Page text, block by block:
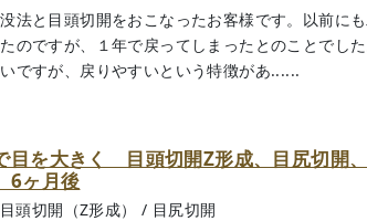
法と目頭切開をおこなったお客様です。以前に
のですが、１年で戻ってしまったとのことでし
ですが、戻りやすいという特徴があ......
目を大きく 目頭切開Z形成、目尻切開
6ヶ月後
目頭切開（Z形成） / 目尻切開